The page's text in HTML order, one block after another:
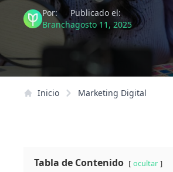
Por:
Branch
Publicado el:
agosto 11, 2025
Inicio Marketing Digital
Tabla de Contenido ocultar